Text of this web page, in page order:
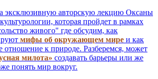
эксклюзивную авторскую лекцию Оксаны
которая пройдет в рамках
живого" где обсудим, как
мифы об окружающем мире и как
отношение к природе. Разберемся, может
милота» создавать барьеры или же
понять мир вокруг.